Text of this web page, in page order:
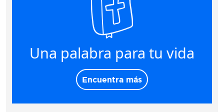
Una palabra para tu vida
Encuentra más